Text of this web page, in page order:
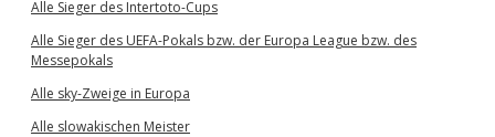
Alle Sieger des Intertoto-Cups
Alle Sieger des UEFA-Pokals bzw. der Europa League bzw. des
Messepokals
Alle sky-Zweige in Europa
Alle slowakischen Meister